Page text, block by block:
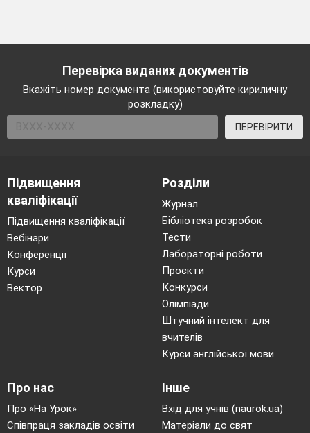
Перевірка виданих документів
Вкажіть номер документа (використовуйте кириличну
розкладку)
ПЕРЕВІРИТИ
Підвищення
кваліфікації
Підвищення кваліфікації
Вебінари
Конференції
Курси
Вектор
Розділи
Журнал
Бібліотека розробок
Тести
Лабораторні роботи
Проєкти
Конкурси
Олімпіади
Штучний інтелект для
вчителів
Курси англійської мови
Про нас
Про «На Урок»
Співпраця закладів освіти
Інше
Вхід для учнів (naurok.ua)
Матеріали до свят